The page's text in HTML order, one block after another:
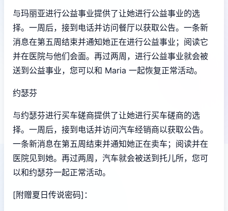
与玛丽亚进行公益事业提供了让她进行公益事业的选
择。一周后，接到电话并访问餐厅以获取公告。一条新
消息在第五周结束并通知她正在进行公益事业；阅读它
并在医院与他们会面。再过两周，进行公益事业就会被
送到公益事业，您可以和 Maria 一起恢复正常活动。
约瑟芬
与约瑟芬进行买车磋商提供了让她进行买车磋商的选
择。一周后，接到电话并访问汽车经销商以获取公告。
一条新消息在第五周结束并通知她正在卖车；阅读并在
医院见到她。再过两周，汽车就会被送到托儿所，您可
以和约瑟芬一起正常活动。
[附赠夏日传说密码]：